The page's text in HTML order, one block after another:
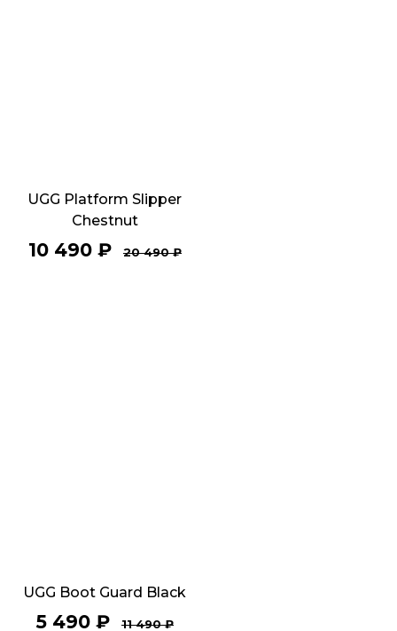
UGG Platform Slipper
Chestnut
10 490₽ 20 490₽
UGG Boot Guard Black
5 490₽ 11 490₽